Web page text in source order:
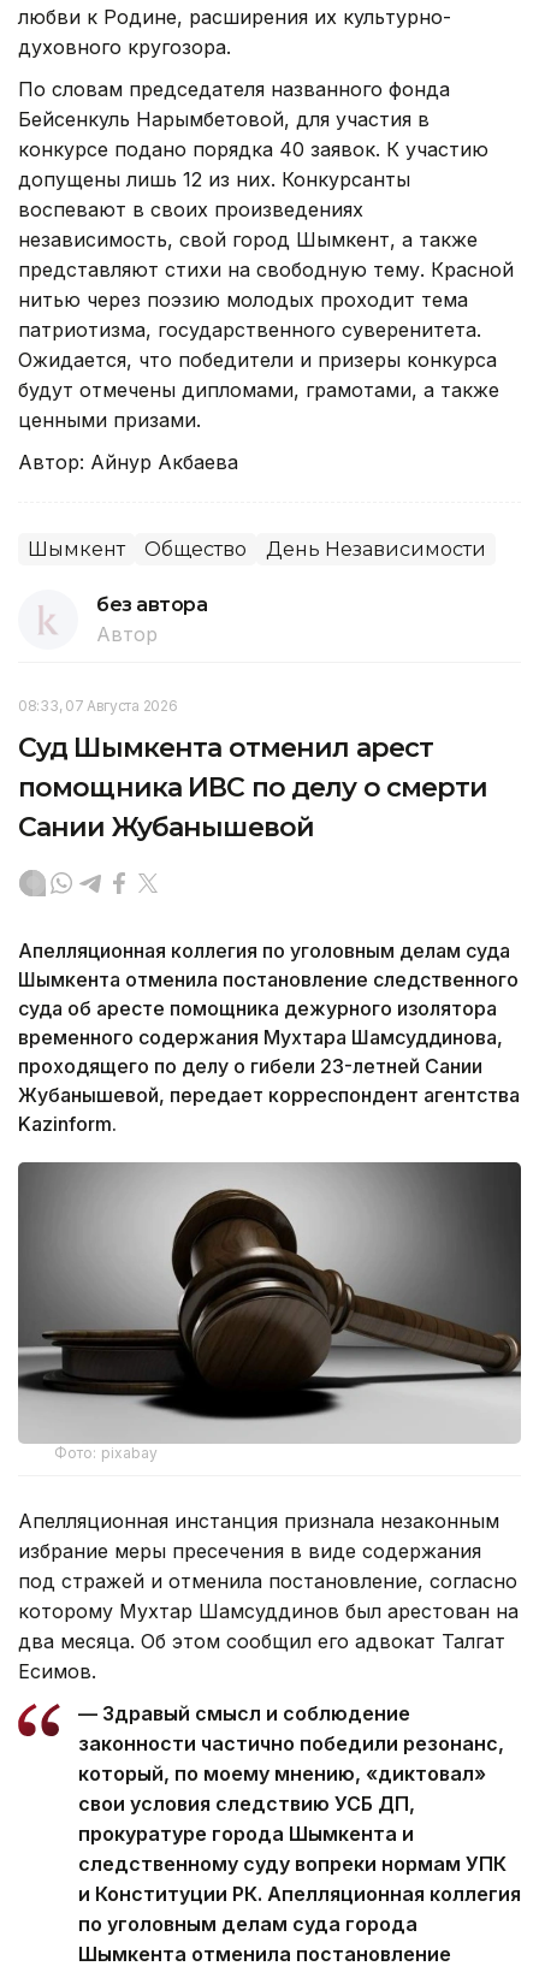
любви к Родине, расширения их культурно-
духовного кругозора.
По словам председателя названного фонда
Бейсенкуль Нарымбетовой, для участия в
конкурсе подано порядка 40 заявок. К участию
допущены лишь 12 из них. Конкурсанты
воспевают в своих произведениях
независимость, свой город Шымкент, а также
представляют стихи на свободную тему. Красной
нитью через поэзию молодых проходит тема
патриотизма, государственного суверенитета.
Ожидается, что победители и призеры конкурса
будут отмечены дипломами, грамотами, а также
ценными призами.
Автор: Айнур Акбаева
Шымкент Общество День Независимости
без автора
Автор
08:33, 07 Августа 2026
Суд Шымкента отменил арест
помощника ИВС по делу о смерти
Сании Жубанышевой
Апелляционная коллегия по уголовным делам суда
Шымкента отменила постановление следственного
суда об аресте помощника дежурного изолятора
временного содержания Мухтара Шамсуддинова,
проходящего по делу о гибели 23-летней Сании
Жубанышевой, передает корреспондент агентства
Kazinform.
Фото: pixabay
Апелляционная инстанция признала незаконным
избрание меры пресечения в виде содержания
под стражей и отменила постановление, согласно
которому Мухтар Шамсуддинов был арестован на
два месяца. Об этом сообщил его адвокат Талгат
Есимов.
— Здравый смысл и соблюдение
законности частично победили резонанс,
который, по моему мнению, «диктовал»
свои условия следствию УСБ ДП,
прокуратуре города Шымкента и
следственному суду вопреки нормам УПК
и Конституции РК. Апелляционная коллегия
по уголовным делам суда города
Шымкента отменила постановление